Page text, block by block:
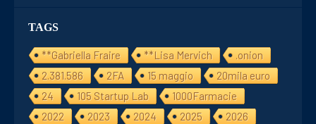
TAGS
**Gabriella Fraire **Lisa Mervich
.onion
2.381.586
2FA 15 maggio
20mila euro
24
105 Startup Lab
1000Farmacie
2022
2023 2024 2025
2026